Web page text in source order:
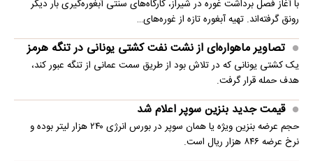
با آغاز فصل برداشت غوره در شیراز، کارگاه‌های سنتی آبغوره‌گیری بار دیگر
رونق گرفته‌اند. تهیه آبغوره تازه از غوره‌های…
تصاویر ماهواره‌ای از نشت نفت کشتی یونانی در تنگه هرمز
یک کشتی یونانی که در تلاش بود از طریق سمت عمانی از تنگه عبور کند،
هدف حمله قرار گرفت.
قیمت جدید بنزین سوپر اعلام شد
حجم عرضه بنزین ویژه یا همان سوپر در بورس انرژی ۲۴۰ هزار لیتر بوده و
نرخ عرضه ۸۴۶ هزار ریال است.